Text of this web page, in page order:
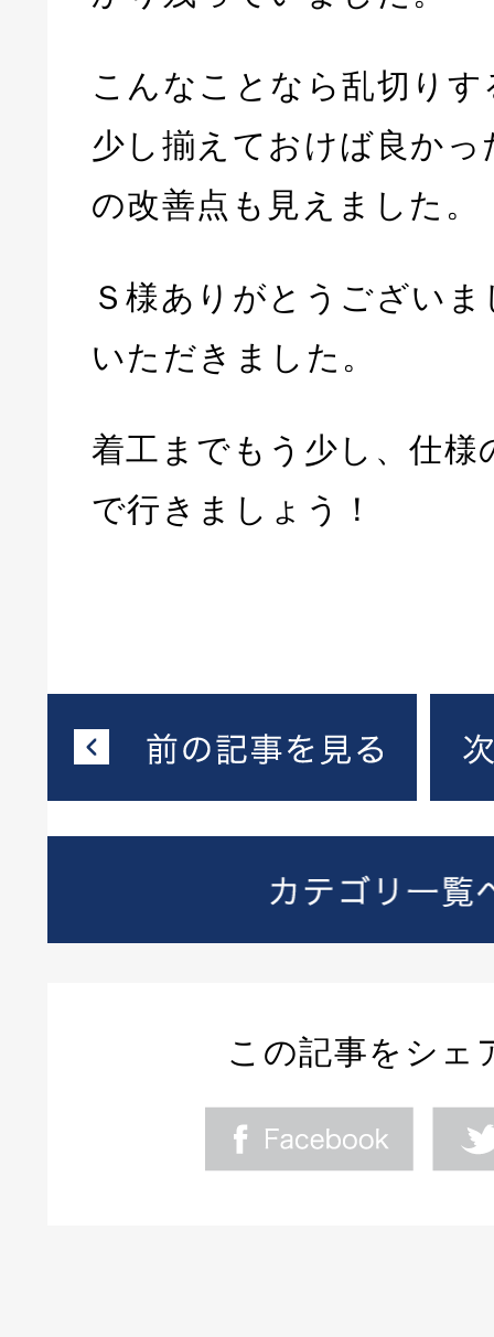
こんなことなら乱切り
少し揃えておけば良かっ
の改善点も見えました。
Ｓ様ありがとうござい
いただきました。
着工までもう少し、仕様
で行きましょう！
この記事をシェ